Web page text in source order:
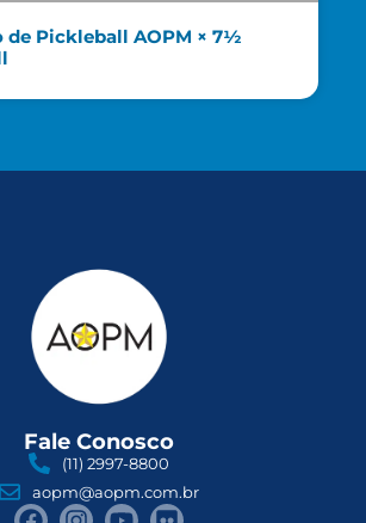
de Pickleball AOPM × 7½
Fale Conosco
(11) 2997-8800
aopm@aopm.com.br